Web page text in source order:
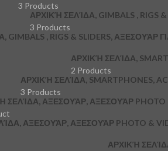
3 Products
ΑΡΧΙΚΉ ΣΕΛΊΔΑ, GIMBALS , RIGS &
3 Products
, RIGS & SLIDERS, ΑΞΕΣΟΥΆΡ
ΑΡΧΙΚΉ ΣΕΛΊΔΑ,
2 Products
ΑΡΧΙΚΉ ΣΕΛΊΔΑ, SMARTPHONES,
3 Products
ΣΕΛΊΔΑ, ΑΞΕΣΟΥΆΡ, ΑΞΕΣΟΥΆΡ PHOTO
ΑΞΕΣΟΥΆΡ, ΑΞΕΣΟΥΆΡ PHOTO &
ΑΡΧΙΚΉ